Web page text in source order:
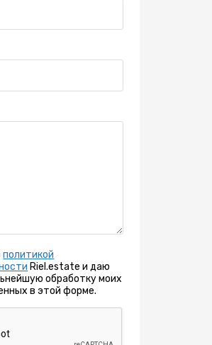
политикой
Riel.estate и даю
обработку моих
в этой форме.